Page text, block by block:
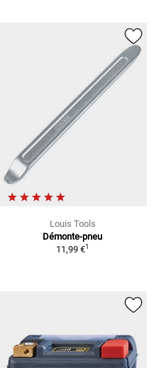
Louis Tools
Démonte-pneu
11,99 €1